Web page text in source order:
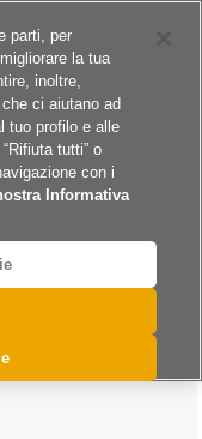
parti, per
la tua
inoltre,
ci aiutano ad
tuo profilo e alle
tutti” o
con i
Informativa